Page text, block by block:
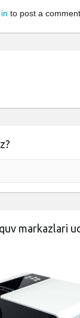
to post a
markazlari